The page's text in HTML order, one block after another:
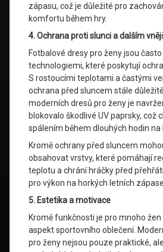
zápasu, což je důležité pro
komfortu během hry.
4. Ochrana proti slunci a dalším
Fotbalové dresy pro ženy jsou
technologiemi, které poskytují
S rostoucími teplotami a častými
ochrana před sluncem stále
moderních dresů pro ženy je
blokovalo škodlivé UV paprsky, což
spálením během dlouhých hodin na
Kromě ochrany před sluncem
obsahovat vrstvy, které pomáhají
teplotu a chrání hráčky před
pro výkon na horkých letních
5. Estetika a motivace
Kromě funkčnosti je pro mnoho
aspekt sportovního oblečení.
pro ženy nejsou pouze praktické,